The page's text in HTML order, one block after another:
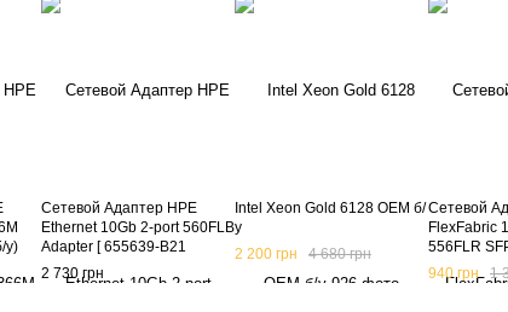
у)
Сетевой Адаптер HPE
Ethernet 10Gb 2-port 560FLB
Adapter [ 655639-B21
656243-001 ] (б/у)
2 730 грн
Intel Xeon Gold 6128 OEM б/
у
2 200 грн
4 680 грн
Сетевой
FlexFabric
556FLR
727060-
(б/у)
940 грн 1